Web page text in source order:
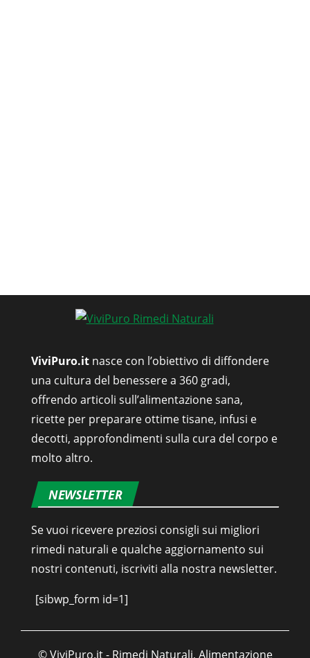
ViviPuro.it nasce con l’obiettivo di diffondere
una cultura del benessere a 360 gradi,
offrendo articoli sull’alimentazione sana,
ricette per preparare ottime tisane, infusi e
decotti, approfondimenti sulla cura del corpo e
molto altro.
NEWSLETTER
Se vuoi ricevere preziosi consigli sui migliori
rimedi naturali e qualche aggiornamento sui
nostri contenuti, iscriviti alla nostra newsletter.
[sibwp_form id=1]
© ViviPuro.it - Rimedi Naturali, Alimentazione